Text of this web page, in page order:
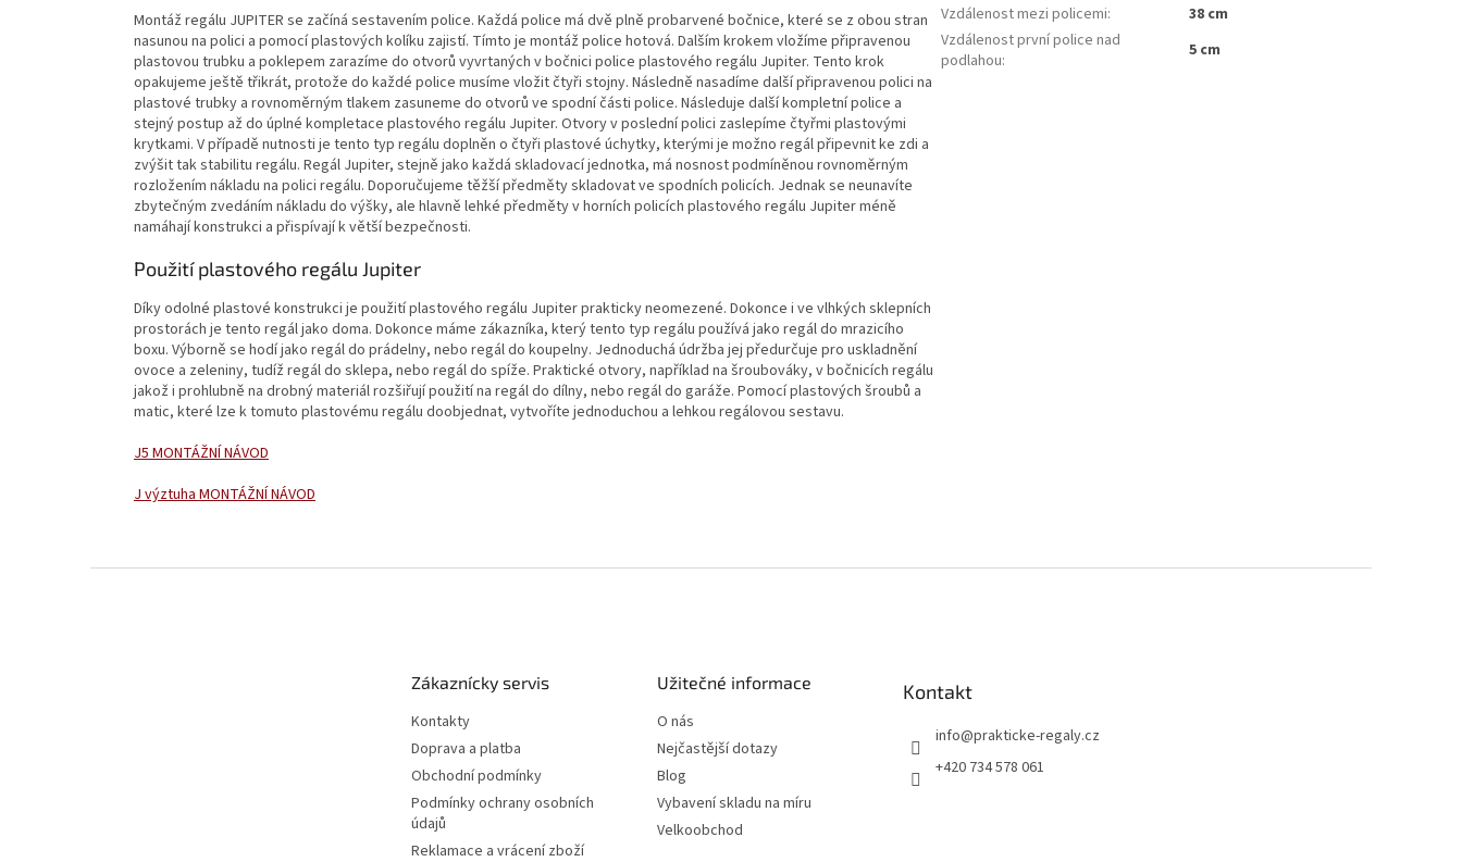
Montáž regálu JUPITER se začíná sestavením police. Každá police má dvě plně probarvené bočnice, které se z obou stran
nasunou na polici a pomocí plastových kolíku zajistí. Tímto je montáž police hotová. Dalším krokem vložíme připravenou
plastovou trubku a poklepem zarazíme do otvorů vyvrtaných v bočnici police plastového regálu Jupiter. Tento krok
opakujeme ještě třikrát, protože do každé police musíme vložit čtyři stojny. Následně nasadíme další připravenou polici na
plastové trubky a rovnoměrným tlakem zasuneme do otvorů ve spodní části police. Následuje další kompletní police a
stejný postup až do úplné kompletace plastového regálu Jupiter. Otvory v poslední polici zaslepíme čtyřmi plastovými
krytkami. V případě nutnosti je tento typ regálu doplněn o čtyři plastové úchytky, kterými je možno regál připevnit ke zdi a
zvýšit tak stabilitu regálu. Regál Jupiter, stejně jako každá skladovací jednotka, má nosnost podmíněnou rovnoměrným
rozložením nákladu na polici regálu. Doporučujeme těžší předměty skladovat ve spodních policích. Jednak se neunavíte
zbytečným zvedáním nákladu do výšky, ale hlavně lehké předměty v horních policích plastového regálu Jupiter méně
namáhají konstrukci a přispívají k větší bezpečnosti.
Použití plastového regálu Jupiter
Díky odolné plastové konstrukci je použití plastového regálu Jupiter prakticky neomezené. Dokonce i ve vlhkých sklepních
prostorách je tento regál jako doma. Dokonce máme zákazníka, který tento typ regálu používá jako regál do mrazicího
boxu. Výborně se hodí jako regál do prádelny, nebo regál do koupelny. Jednoduchá údržba jej předurčuje pro uskladnění
ovoce a zeleniny, tudíž regál do sklepa, nebo regál do spíže. Praktické otvory, například na šroubováky, v bočnicích regálu
jakož i prohlubně na drobný materiál rozšiřují použití na regál do dílny, nebo regál do garáže. Pomocí plastových šroubů a
matic, které lze k tomuto plastovému regálu doobjednat, vytvoříte jednoduchou a lehkou regálovou sestavu.
J5 MONTÁŽNÍ NÁVOD
J výztuha MONTÁŽNÍ NÁVOD
Vzdálenost mezi policemi:
38 cm
Vzdálenost první police nad
podlahou: 5 cm
Zákaznícky servis
Kontakty
Doprava a platba
Obchodní podmínky
Podmínky ochrany osobních
údajů
Reklamace a vrácení zboží
Užitečné informace
O nás
Nejčastější dotazy
Blog
Vybavení skladu na míru
Velkoobchod
Kontakt
info@prakticke-regaly.cz
+420 734 578 061